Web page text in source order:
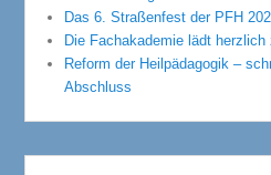
Das 6. Straßenfest der PFH
Die Fachakademie lädt
Reform der Heilpädagogik –
Abschluss